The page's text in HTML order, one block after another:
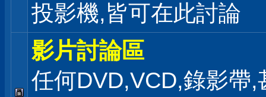
投影機,皆可在此討論
影片討論區
任何DVD,VCD,錄影帶,